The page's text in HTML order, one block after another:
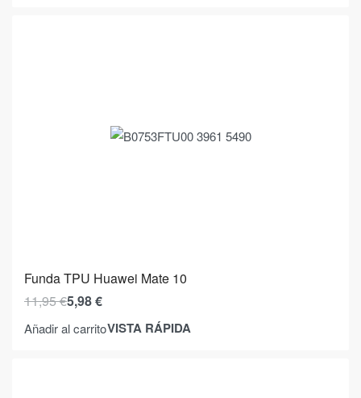
Funda TPU Huawei Mate 10
11,95€5,98€
Añadir al carritoVISTA RÁPIDA